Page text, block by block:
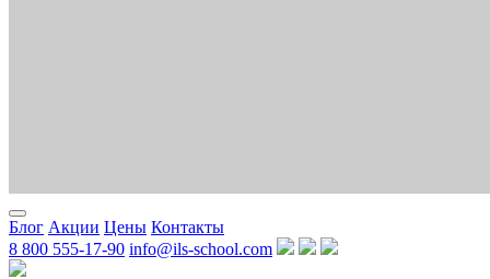
Блог Акции Цены Контакты
8 800 555-17-90 info@ils-school.com